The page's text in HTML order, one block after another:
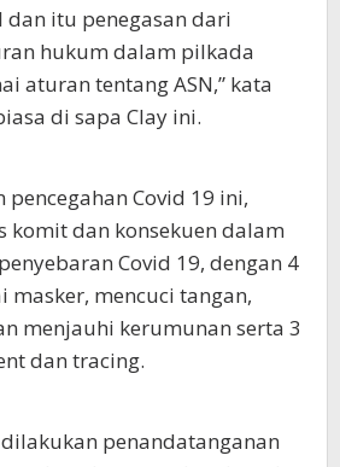
dan itu penegasan dari
hukum dalam pilkada
aturan tentang ASN,” kata
di sapa Clay ini.
Covid 19 ini,
komit dan konsekuen dalam
Covid 19, dengan 4
masker, mencuci tangan,
menjauhi kerumunan serta 3
dan tracing.
penandatanganan